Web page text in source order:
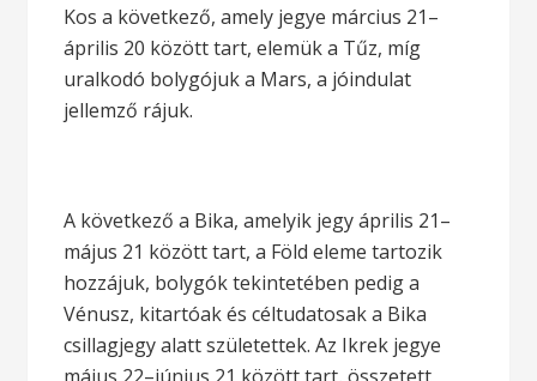
Kos a következő, amely jegye március 21–
április 20 között tart, elemük a Tűz, míg
uralkodó bolygójuk a Mars, a jóindulat
jellemző rájuk.
A következő a Bika, amelyik jegy április 21–
május 21 között tart, a Föld eleme tartozik
hozzájuk, bolygók tekintetében pedig a
Vénusz, kitartóak és céltudatosak a Bika
csillagjegy alatt születettek. Az Ikrek jegye